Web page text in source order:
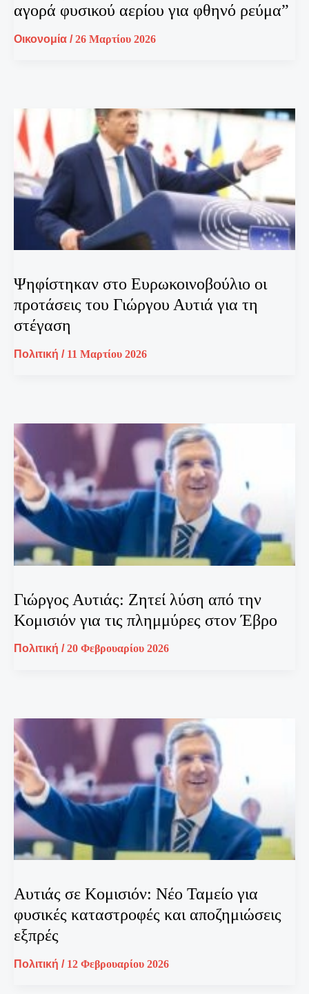
αγορά φυσικού αερίου για φθηνό ρεύμα”
Οικονομία /26 Μαρτίου 2026
Ψηφίστηκαν στο Ευρωκοινοβούλιο οι
προτάσεις του Γιώργου Αυτιά για τη
στέγαση
Πολιτική / 11 Μαρτίου 2026
Γιώργος Αυτιάς: Ζητεί λύση από την
Κομισιόν για τις πλημμύρες στον Έβρο
Πολιτική /20 Φεβρουαρίου 2026
Αυτιάς σε Κομισιόν: Νέο Ταμείο για
φυσικές καταστροφές και αποζημιώσεις
εξπρές
Πολιτική / 12 Φεβρουαρίου 2026